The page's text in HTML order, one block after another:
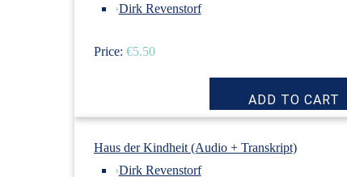
›Dirk Revenstorf
Price: €5.50
Haus der Kindheit (Audio + Transkript)
›Dirk Revenstorf